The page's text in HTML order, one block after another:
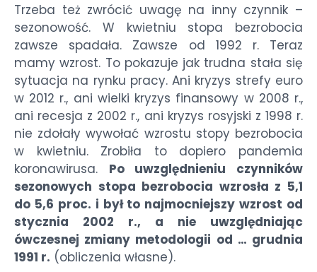
Trzeba też zwrócić uwagę na inny czynnik –
sezonowość. W kwietniu stopa bezrobocia
zawsze spadała. Zawsze od 1992 r. Teraz
mamy wzrost. To pokazuje jak trudna stała się
sytuacja na rynku pracy. Ani kryzys strefy euro
w 2012 r., ani wielki kryzys finansowy w 2008 r.,
ani recesja z 2002 r., ani kryzys rosyjski z 1998 r.
nie zdołały wywołać wzrostu stopy bezrobocia
w kwietniu. Zrobiła to dopiero pandemia
koronawirusa. Po uwzględnieniu czynników
sezonowych stopa bezrobocia wzrosła z 5,1
do 5,6 proc. i był to najmocniejszy wzrost od
stycznia 2002 r., a nie uwzględniając
ówczesnej zmiany metodologii od … grudnia
1991 r. (obliczenia własne).